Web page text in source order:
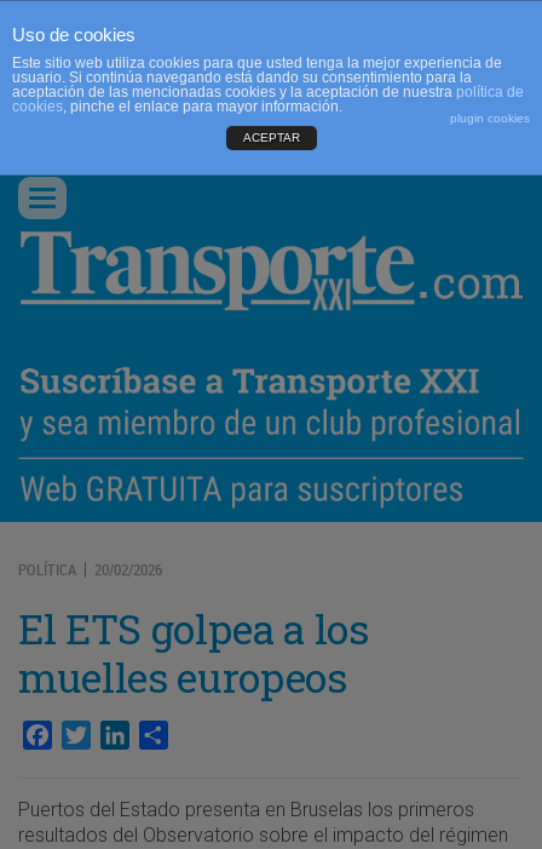
CONTACTO
Conmutar
navegación
POLÍTICA | 20/02/2026
El ETS golpea a los
muelles europeos
Facebook
TwitterLinkedIn
Puertos del Estado presenta en Bruselas los primeros
resultados del Observatorio sobre el impacto del régimen
Uso de cookies
Este sitio web utiliza cookies para que usted tenga la mejor experiencia de
usuario. Si continúa navegando está dando su consentimiento para la
aceptación de las mencionadas cookies y la aceptación de nuestra política de
cookies, pinche el enlace para mayor información.
plugin cookies
ACEPTAR